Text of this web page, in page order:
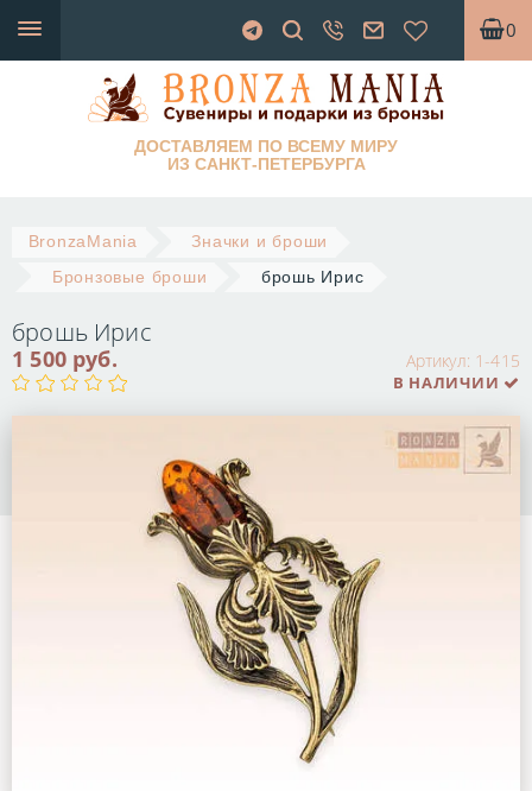
0
ДОСТАВЛЯЕМ ПО ВСЕМУ МИРУ
ИЗ САНКТ-ПЕТЕРБУРГА
BronzaMania
Значки и броши
Бронзовые броши
брошь Ирис
брошь Ирис
Артикул: 1-415
1 500 руб.
В НАЛИЧИИ